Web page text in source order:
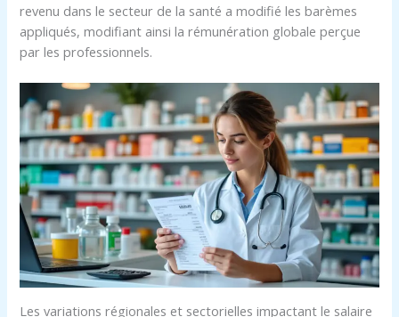
revenu dans le secteur de la santé a modifié les barèmes
appliqués, modifiant ainsi la rémunération globale perçue
par les professionnels.
Les variations régionales et sectorielles impactant le salaire